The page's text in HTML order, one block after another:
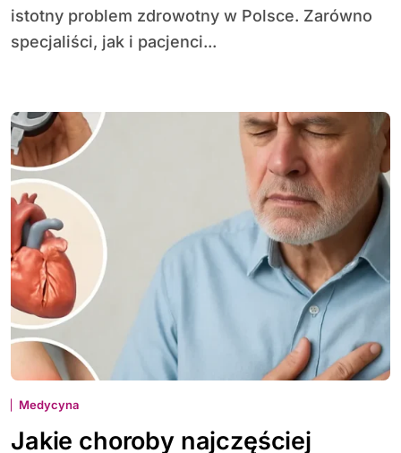
istotny problem zdrowotny w Polsce. Zarówno
specjaliści, jak i pacjenci...
Medycyna
Jakie choroby najczęściej